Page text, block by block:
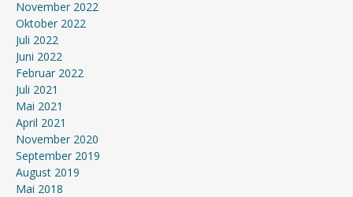
November 2022
Oktober 2022
Juli 2022
Juni 2022
Februar 2022
Juli 2021
Mai 2021
April 2021
November 2020
September 2019
August 2019
Mai 2018